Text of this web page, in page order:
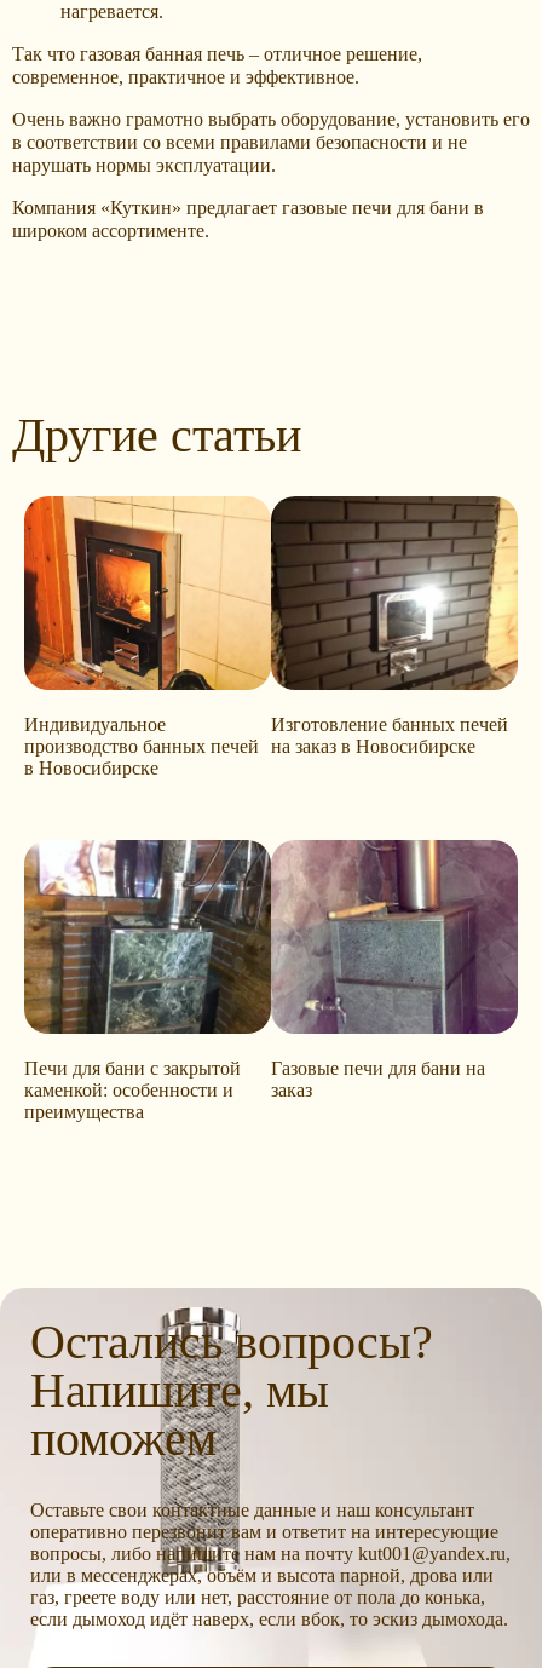
нагревается.
Так что газовая банная печь – отличное решение,
современное, практичное и эффективное.
Очень важно грамотно выбрать оборудование, установить его
в соответствии со всеми правилами безопасности и не
нарушать нормы эксплуатации.
Компания «Куткин» предлагает газовые печи для бани в
широком ассортименте.
Другие статьи
Индивидуальное
производство банных печей
в Новосибирске
Изготовление банных печей
на заказ в Новосибирске
Печи для бани с закрытой
каменкой: особенности и
преимущества
Газовые печи для бани на
заказ
Остались вопросы?
Напишите, мы
поможем
Оставьте свои контактные данные и наш консультант
оперативно перезвонит вам и ответит на интересующие
вопросы, либо напишите нам на почту kut001@yandex.ru,
или в мессенджерах, объём и высота парной, дрова или
газ, греете воду или нет, расстояние от пола до конька,
если дымоход идёт наверх, если вбок, то эскиз дымохода.